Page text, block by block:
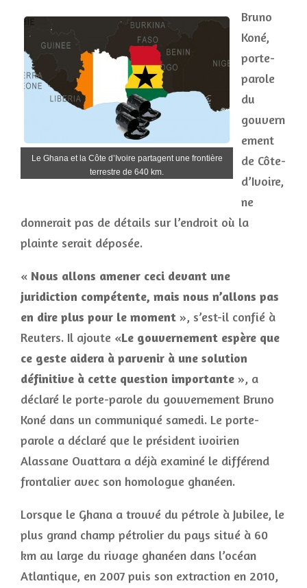
Le Ghana et la Côte d’Ivoire partagent une frontière
terrestre de 640 km.
Bruno
Koné,
porte-
parole
du
gouvern
ement
de Côte-
d’Ivoire,
ne
donnerait pas de détails sur l’endroit où la
plainte serait déposée.
« Nous allons amener ceci devant une
juridiction compétente, mais nous n’allons pas
en dire plus pour le moment », s’est-il confié à
Reuters. Il ajoute «Le gouvernement espère que
ce geste aidera à parvenir à une solution
définitive à cette question importante », a
déclaré le porte-parole du gouvernement Bruno
Koné dans un communiqué samedi. Le porte-
parole a déclaré que le président ivoirien
Alassane Ouattara a déjà examiné le différend
frontalier avec son homologue ghanéen.
Lorsque le Ghana a trouvé du pétrole à Jubilee, le
plus grand champ pétrolier du pays situé à 60
km au large du rivage ghanéen dans l’océan
Atlantique, en 2007 puis son extraction en 2010,